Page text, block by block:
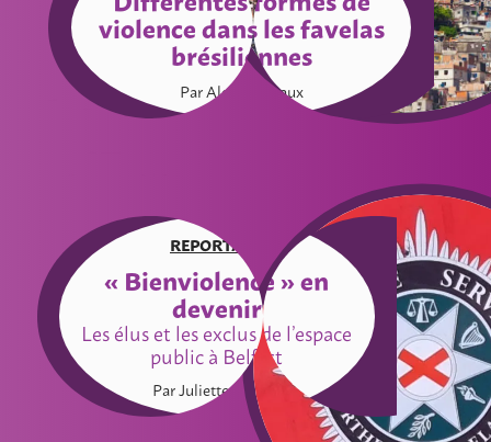
violence dans les favelas
brésiliennes
Par Alexia Tasiaux
REPORTAGE
« Bienviolence » en
devenir
Les élus et les exclus de l’espace
public à Belfast
Par Juliette Renard